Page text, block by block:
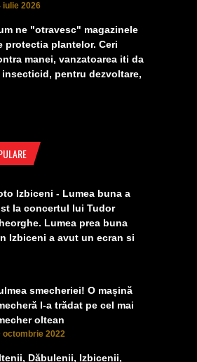
iulie 2026
ne "otravesc" magazinele
protectia plantelor. Ceri
manei, vanzatoarea iti da
insecticid, pentru dezvoltare,
Izbiceni - Lumea buna a
la concertul lui Tudor
Lumea prea buna
Izbiceni a avut un ecran si
smecheriei! O mașină
l-a trădat pe cel mai
oltean
octombrie 2022
Dăbulenii, Izbicenii,